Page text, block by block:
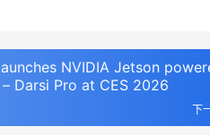
NVIDIA Jetson
AI Compute Box – Darsi Pro at CES 2026
下